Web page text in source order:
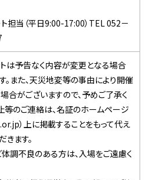
担当（平日9:00-17:00）TEL 052－
は予告なく内容が変更となる場合
。また、天災地変等の事由により開催
合がございますので、予めご了承く
等のご連絡は、名証のホームページ
）上に掲載することをもって代え
きます。
調不良のある方は、入場をご遠慮く